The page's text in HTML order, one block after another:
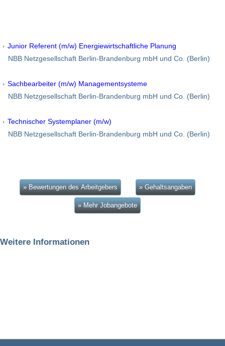
Junior Referent (m/w) Energiewirtschaftliche Planung
NBB Netzgesellschaft Berlin-Brandenburg mbH und Co. (Berlin)
Sachbearbeiter (m/w) Managementsysteme
NBB Netzgesellschaft Berlin-Brandenburg mbH und Co. (Berlin)
Technischer Systemplaner (m/w)
NBB Netzgesellschaft Berlin-Brandenburg mbH und Co. (Berlin)
» Bewertungen des Arbeitgebers » Gehaltsangaben
» Mehr Jobangebote
Weitere Informationen